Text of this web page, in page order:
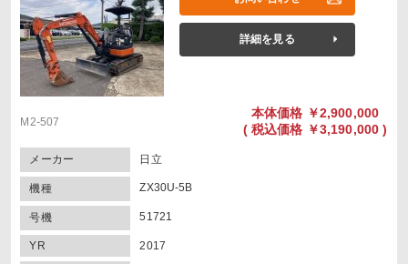
詳細を見る
M2-507
本体価格 ￥2,900,000
( 税込価格 ￥3,190,000 )
メーカー 日立
機種 ZX30U-5B
号機 51721
YR 2017